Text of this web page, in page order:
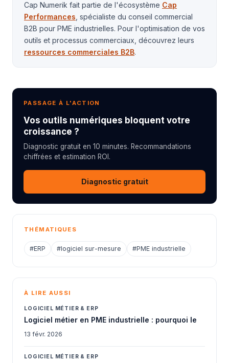
Cap Numerik fait partie de l'écosystème Cap
Performances , spécialiste du conseil commercial
B2B pour PME industrielles. Pour l'optimisation de vos
outils et processus commerciaux, découvrez leurs
ressources commerciales B2B.
PASSAGE À L'ACTION
Vos outils numériques bloquent votre
croissance ?
Diagnostic gratuit en 10 minutes. Recommandations
chiffrées et estimation ROI.
Diagnostic gratuit
THÉMATIQUES
#ERP #logiciel sur-mesure #PME industrielle
À LIRE AUSSI
LOGICIEL MÉTIER & ERP
Logiciel métier en PME industrielle : pourquoi le
13 févr. 2026
LOGICIEL MÉTIER & ERP